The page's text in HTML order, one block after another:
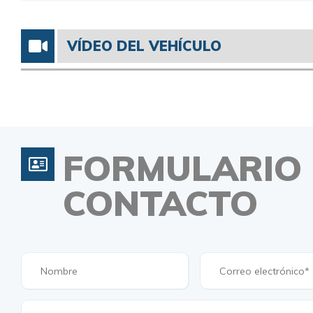
VÍDEO DEL VEHÍCULO
FORMULARIO
CONTACTO